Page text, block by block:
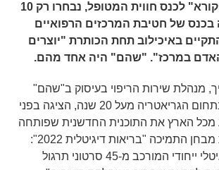
בעקבות ה"קול הקורא" לכנס חווית המטופל, נבחרו רק 10
בכנס של חטיבת המרכזים הרפואיים
באיכילוב תחת הכותרת "יוצרים
האדם במרכז". "שהם" היה אחד מהם.
מנהלת שירות הריפוי בעיסוק ב"שהם"
ומרפאה בעיסוק בתחום הגריאטריה מעל 20 שנה, הציגה בפני
מכל הארץ את התוכנית החדשנית שפותחה
ב"שהם" במסגרת מבחן התמיכה "בריאות דיגיטלית 2022":
"מערך הדרכה דיגיטלי ייחודי המורכב מ-45 סרטוני תרגול